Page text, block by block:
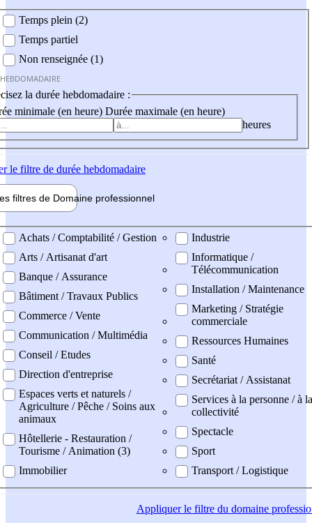
Temps plein (2)
Temps partiel
Non renseignée (1)
la durée hebdomadaire :
minimale (en heure) Durée maximale (en heure)
heures
le filtre de durée hebdomadaire
filtres de Domaine professionnel
professionel
Achats / Comptabilité / Gestion
Arts / Artisanat d'art
Banque / Assurance
Bâtiment / Travaux Publics
Commerce / Vente
Communication / Multimédia
Conseil / Etudes
Direction d'entreprise
Espaces verts et naturels /
Agriculture / Pêche / Soins aux
animaux
Hôtellerie - Restauration /
Tourisme / Animation (3)
Immobilier
Industrie
Informatique /
Télécommunication
Installation / Maintenance
Marketing / Stratégie
commerciale
Ressources Humaines
Santé
Secrétariat / Assistanat
Services à la personne / à la
collectivité
Spectacle
Sport
Transport / Logistique
Appliquerle filtre du domaine